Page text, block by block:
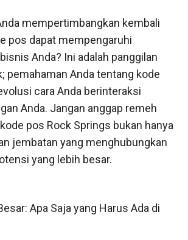
mempertimbangkan kembali
pos dapat mempengaruhi
Anda? Ini adalah panggilan
pemahaman Anda tentang kode
cara Anda berinteraksi
Anda. Jangan anggap remeh
pos Rock Springs bukan hanya
jembatan yang menghubungkan
yang lebih besar.
Apa Saja yang Harus Ada di